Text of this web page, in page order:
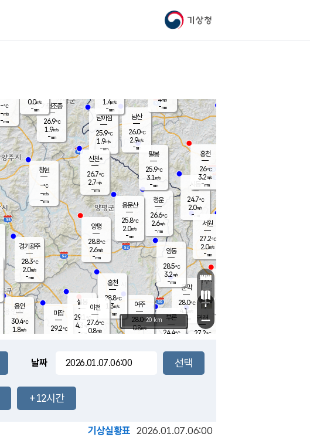
기상청
문막
28.0℃
4.1m/s
mm
남이섬
25.9℃
1.9m/s
-mm
부론
24.4℃
남산
26.0℃
2.9m/s
-mm
9.0mm
청운
26.6℃
2.6m/s
-mm
팔봉
25.9℃
3.1 m/s
-mm
용인
30.4℃
1.8m/s
여주
28.0℃
0.8m/s
양동
28.5℃
3.2m/s
-mm
경기광주
28.3℃
2.0m/s
-mm
장호원
1.4m/s
-mm
가평조종
26.9℃
1.9m/s
-mm
-℃
-m/s
-mm
신천*
26.7℃
2.7m/s
-mm
창현
-℃
-m/s
-mm
0.0m/s
-mm
흥천
28.8℃
1.3m/s
-mm
마장
29.2℃
설봉
29.1
4.3 m/s
- mm
시동
24.7℃
2.0m/s
- mm
귀래
27.2℃
서원
27.2℃
2.0m/s
-mm
용문산
25.8℃
2.0m/s
-mm
홍천
26℃
3.2m/s
-mm
이천
27.6℃
0.8m/s
양평
28.8℃
2.6m/s
-mm
4m/s
-mm
+
−
20 km
날짜
+12시간
기상실황표 2026.01.07.06:00